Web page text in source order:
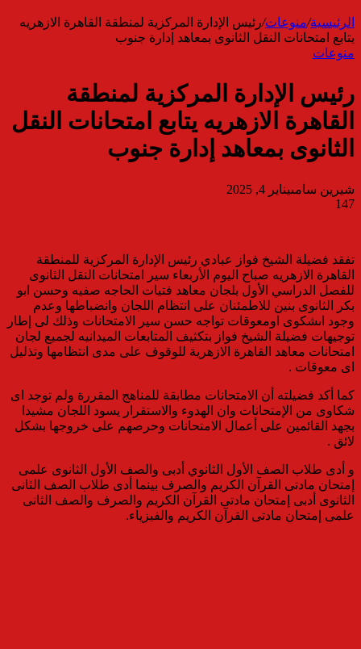
الرئيسية/منوعات/رئيس الإدارة المركزية لمنطقة القاهرة الازهريه
يتابع امتحانات النقل الثانوى بمعاهد إدارة جنوب
منوعات
رئيس الإدارة المركزية لمنطقة
القاهرة الازهريه يتابع امتحانات النقل
الثانوى بمعاهد إدارة جنوب
شيرين سامىيناير 4, 2025
147
تفقد فضيلة الشيخ فواز عبادي رئيس الإدارة المركزية للمنطقة
القاهرة الازهريه صباح اليوم الأربعاء سير امتحانات النقل الثانوى
للفصل الدراسي الأول بلجان معاهد فتيات الحاجه صفيه وحسن ابو
بكر الثانوى بنين للاطمئنان على انتظام اللجان وانضباطها وعدم
وجود اىشكوى اومعوقات تواجه حسن سير الامتحانات وذلك لى إطار
توجيهات فضيلة الشيخ فواز بتكثيف المتابعات الميدانيه لجميع لجان
امتحانات معاهد القاهرة الازهرية للوقوف على مدى انتظامها وتذليل
اى معوقات .
كما أكد فضيلته أن الامتحانات مطابقة للمناهج المقررة ولم توجد اى
شكاوى من الإمتحانات وان الهدوء والاستقرار يسود اللجان مشيدا
بجهد القائمين على أعمال الامتحانات وحرصهم على خروجها بشكل
لائق .
و أدى طلاب الصف الأول الثانوي أدبى والصف الأول الثانوى علمى
إمتحان مادتى القرآن الكريم والصرف بينما أدى طلاب الصف الثانى
الثانوى أدبى إمتحان مادتى القرآن الكريم والصرف والصف الثانى
علمى إمتحان مادتى القرآن الكريم والفيزياء.